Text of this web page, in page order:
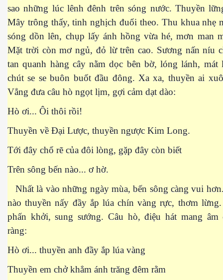
sao những lúc lênh đênh trên sóng nước. Thuyền
Mây trông thấy, tinh nghịch đuổi theo. Thu khua nhẹ
sóng dồn lên, chụp lấy ánh hồng vừa hé, mơn man
Mặt trời còn mơ ngủ, đỏ lừ trên cao. Sương nấn níu
tan quanh hàng cây nằm dọc bên bờ, lóng lánh, mát
chút se se buôn buốt đầu đông. Xa xa, thuyền ai
Vẳng đưa câu hò ngọt lịm, gợi cảm dạt dào:
Hò ơi... Ôi thôi rồi!
Thuyền về Đại Lược, thuyền ngược Kim Long.
Tới đây chổ rẽ của đôi lòng, gặp đây còn biết
Trên sông bến nào... ơ hờ.
Nhất là vào những ngày mùa, bến sông càng vui
nào thuyền nấy đầy ắp lúa chín vàng rực, thơm
phấn khởi, sung sướng. Câu hò, điệu hát mang âm
ràng:
Hò ơi... thuyền anh đầy ắp lúa vàng
Thuyền em chở khẳm ánh trăng đêm rằm
Hạng